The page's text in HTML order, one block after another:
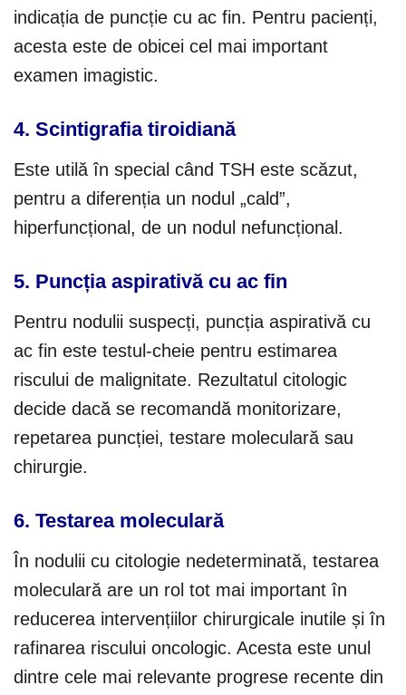
indicația de puncție cu ac fin. Pentru pacienți,
acesta este de obicei cel mai important
examen imagistic.
4. Scintigrafia tiroidiană
Este utilă în special când TSH este scăzut,
pentru a diferenția un nodul „cald”,
hiperfuncțional, de un nodul nefuncțional.
5. Puncția aspirativă cu ac fin
Pentru nodulii suspecți, puncția aspirativă cu
ac fin este testul-cheie pentru estimarea
riscului de malignitate. Rezultatul citologic
decide dacă se recomandă monitorizare,
repetarea puncției, testare moleculară sau
chirurgie.
6. Testarea moleculară
În nodulii cu citologie nedeterminată, testarea
moleculară are un rol tot mai important în
reducerea intervențiilor chirurgicale inutile și în
rafinarea riscului oncologic. Acesta este unul
dintre cele mai relevante progrese recente din